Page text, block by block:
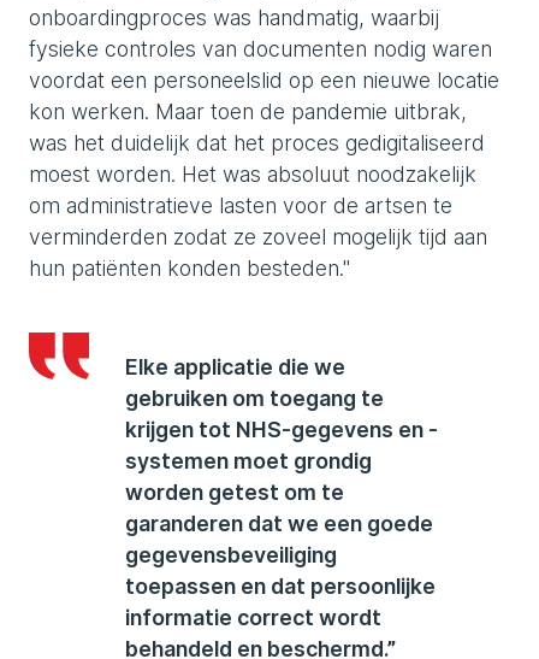
onboardingproces was handmatig, waarbij
fysieke controles van documenten nodig waren
voordat een personeelslid op een nieuwe locatie
kon werken. Maar toen de pandemie uitbrak,
was het duidelijk dat het proces gedigitaliseerd
moest worden. Het was absoluut noodzakelijk
om administratieve lasten voor de artsen te
verminderden zodat ze zoveel mogelijk tijd aan
hun patiënten konden besteden."
Elke applicatie die we
gebruiken om toegang te
krijgen tot NHS-gegevens en -
systemen moet grondig
worden getest om te
garanderen dat we een goede
gegevensbeveiliging
toepassen en dat persoonlijke
informatie correct wordt
behandeld en beschermd.”